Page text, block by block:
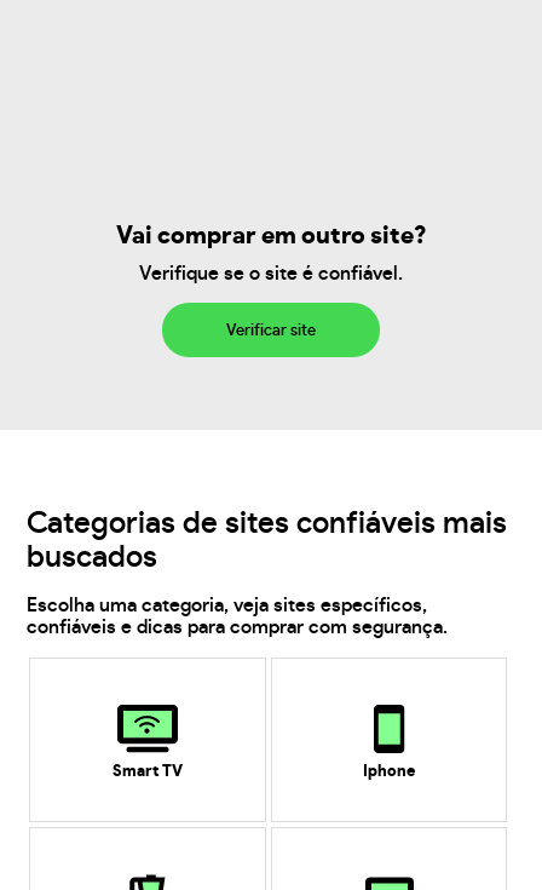
Vai comprar em outro site?
Verifique se o site é confiável.
Verificar site
Categorias de sites confiáveis mais
buscados
Escolha uma categoria, veja sites específicos,
confiáveis e dicas para comprar com segurança.
Smart TV Iphone